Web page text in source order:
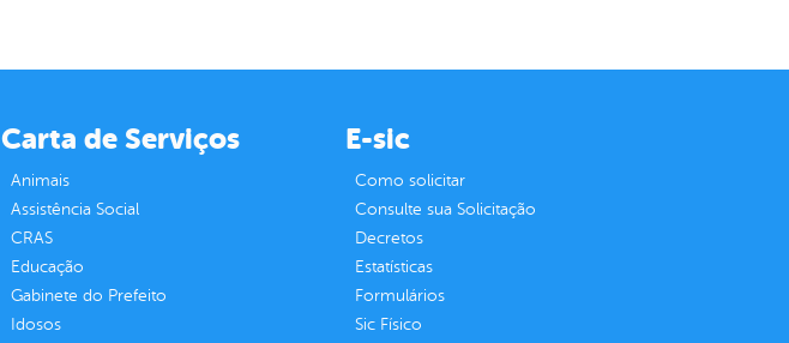
Carta de Serviços
Animais
Assistência Social
CRAS
Educação
Gabinete do Prefeito
Idosos
E-sic
Como solicitar
Consulte sua Solicitação
Decretos
Estatísticas
Formulários
Sic Físico